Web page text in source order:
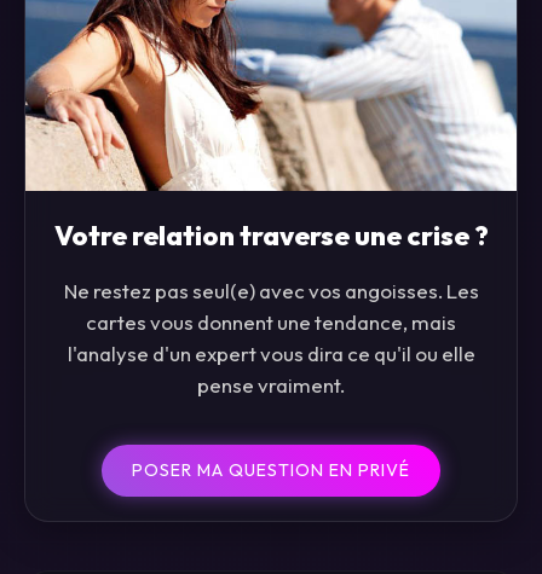
Votre relation traverse une crise ?
Ne restez pas seul(e) avec vos angoisses. Les
cartes vous donnent une tendance, mais
l'analyse d'un expert vous dira ce qu'il ou elle
pense vraiment.
POSER MA QUESTION EN PRIVÉ